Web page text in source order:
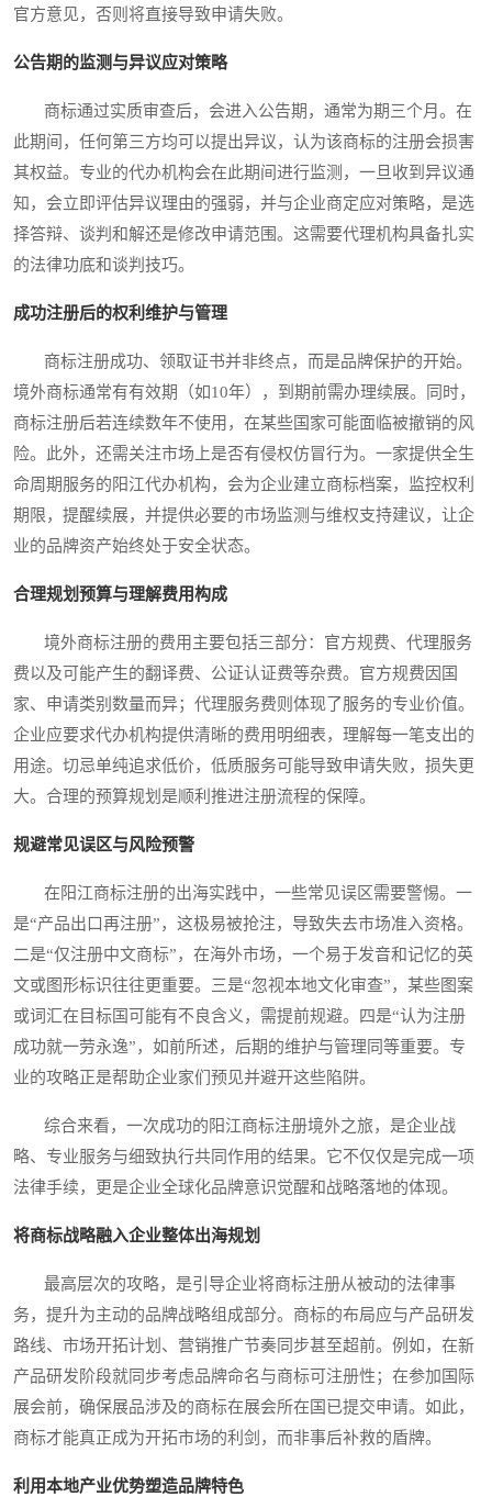
官方意见，否则将直接导致申请失败。
公告期的监测与异议应对策略
商标通过实质审查后，会进入公告期，通常为期三个月。在
此期间，任何第三方均可以提出异议，认为该商标的注册会损害
其权益。专业的代办机构会在此期间进行监测，一旦收到异议通
知，会立即评估异议理由的强弱，并与企业商定应对策略，是选
择答辩、谈判和解还是修改申请范围。这需要代理机构具备扎实
的法律功底和谈判技巧。
成功注册后的权利维护与管理
商标注册成功、领取证书并非终点，而是品牌保护的开始。
境外商标通常有有效期（如10年），到期前需办理续展。同时，
商标注册后若连续数年不使用，在某些国家可能面临被撤销的风
险。此外，还需关注市场上是否有侵权仿冒行为。一家提供全生
命周期服务的阳江代办机构，会为企业建立商标档案，监控权利
期限，提醒续展，并提供必要的市场监测与维权支持建议，让企
业的品牌资产始终处于安全状态。
合理规划预算与理解费用构成
境外商标注册的费用主要包括三部分：官方规费、代理服务
费以及可能产生的翻译费、公证认证费等杂费。官方规费因国
家、申请类别数量而异；代理服务费则体现了服务的专业价值。
企业应要求代办机构提供清晰的费用明细表，理解每一笔支出的
用途。切忌单纯追求低价，低质服务可能导致申请失败，损失更
大。合理的预算规划是顺利推进注册流程的保障。
规避常见误区与风险预警
在阳江商标注册的出海实践中，一些常见误区需要警惕。一
是“产品出口再注册”，这极易被抢注，导致失去市场准入资格。
二是“仅注册中文商标”，在海外市场，一个易于发音和记忆的英
文或图形标识往往更重要。三是“忽视本地文化审查”，某些图案
或词汇在目标国可能有不良含义，需提前规避。四是“认为注册
成功就一劳永逸”，如前所述，后期的维护与管理同等重要。专
业的攻略正是帮助企业家们预见并避开这些陷阱。
综合来看，一次成功的阳江商标注册境外之旅，是企业战
略、专业服务与细致执行共同作用的结果。它不仅仅是完成一项
法律手续，更是企业全球化品牌意识觉醒和战略落地的体现。
将商标战略融入企业整体出海规划
最高层次的攻略，是引导企业将商标注册从被动的法律事
务，提升为主动的品牌战略组成部分。商标的布局应与产品研发
路线、市场开拓计划、营销推广节奏同步甚至超前。例如，在新
产品研发阶段就同步考虑品牌命名与商标可注册性；在参加国际
展会前，确保展品涉及的商标在展会所在国已提交申请。如此，
商标才能真正成为开拓市场的利剑，而非事后补救的盾牌。
利用本地产业优势塑造品牌特色